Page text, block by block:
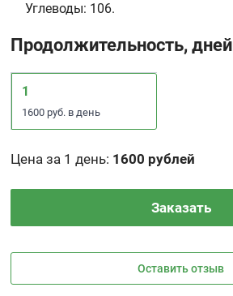
Углеводы: 106.
Продолжительность, дней
1
1600 руб. в день
Цена за 1 день: 1600 рублей
Заказать
Оставить отзыв